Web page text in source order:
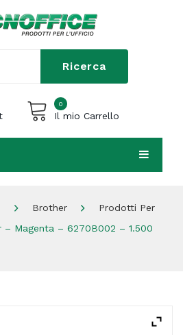
Ricerca
0
Il mio Carrello
Brother
Prodotti Per
– Magenta – 6270B002 – 1.500